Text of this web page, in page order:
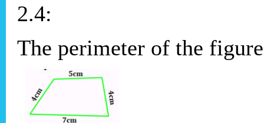
2.4:
The perimeter of the